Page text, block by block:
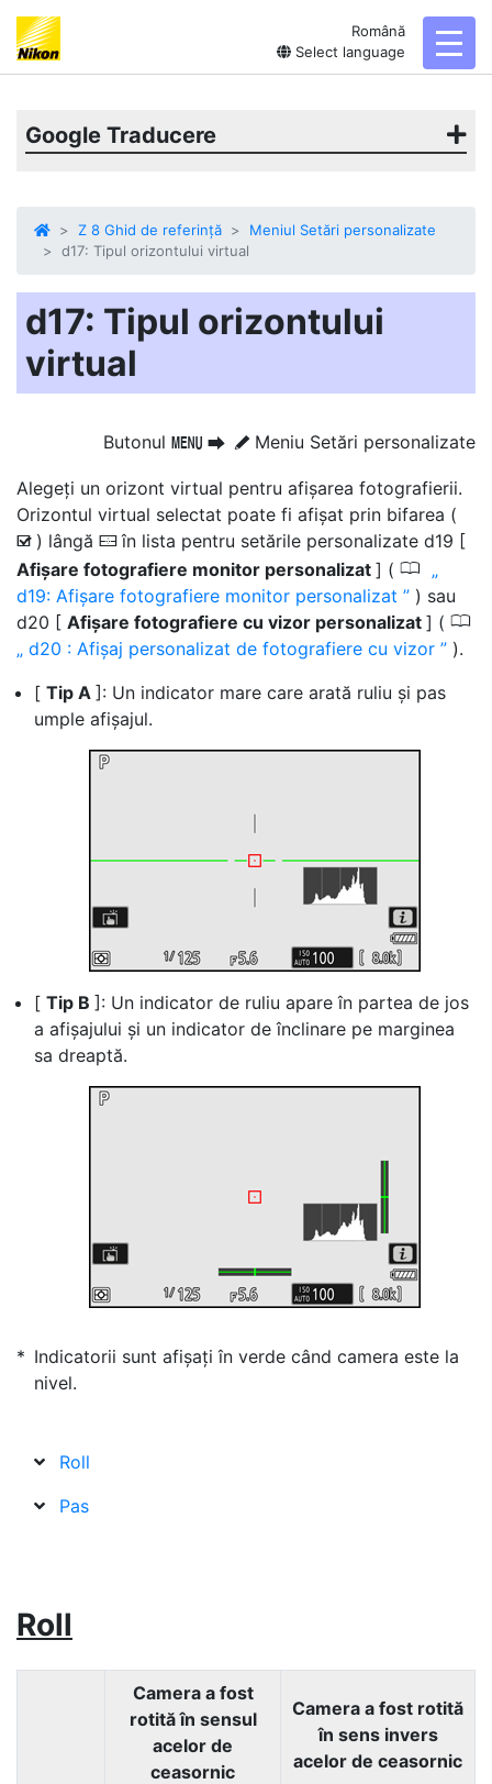
Română
Select language
Google Traducere
Z 8 Ghid de referință
Meniul Setări personalizate
d17: Tipul orizontului virtual
d17: Tipul orizontului
virtual
Butonul G U A Meniu Setări personalizate
Alegeți un orizont virtual pentru afișarea fotografierii.
Orizontul virtual selectat poate fi afișat prin bifarea (
M ) lângă Dîn lista pentru setările personalizate d19 [
Afișare fotografiere monitor personalizat ] ( 0
d19: Afișare fotografiere monitor personalizat
) sau
d20 [ Afișare fotografiere cu vizor personalizat ] ( 0
d20 : Afișaj personalizat de fotografiere cu vizor
).
[ Tip A ]: Un indicator mare care arată ruliu și pas
umple afișajul.
[ Tip B ]: Un indicator de ruliu apare în partea de jos
a afișajului și un indicator de înclinare pe marginea
sa dreaptă.
Indicatorii sunt afișați în verde când camera este la
nivel.
Roll
Pas
Roll
Camera a fost
rotită în sensul
acelor de
ceasornic
Camera a fost rotită
în sens invers
acelor de ceasornic